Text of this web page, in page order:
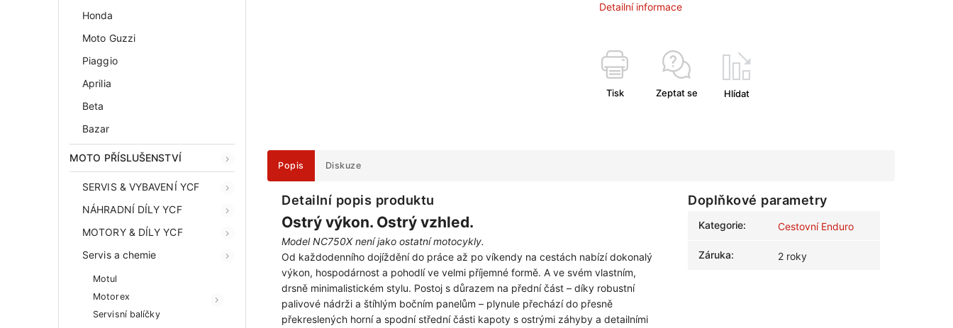
Honda
Moto Guzzi
Piaggio
Aprilia
Beta
Bazar
MOTO PŘÍSLUŠENSTVÍ
SERVIS & VYBAVENÍ YCF
NÁHRADNÍ DÍLY YCF
MOTORY & DÍLY YCF
Servis a chemie
Motul
Motorex
Servisní balíčky
Detailní informace
Tisk Zeptat se Hlídat
Popis Diskuze
Detailní popis produktu
Ostrý výkon. Ostrý vzhled.
Model NC750X není jako ostatní motocykly.
Od každodenního dojíždění do práce až po víkendy na cestách nabízí dokonalý
výkon, hospodárnost a pohodlí ve velmi příjemné formě. A ve svém vlastním,
drsně minimalistickém stylu. Postoj s důrazem na přední část – díky robustní
palivové nádrži a štíhlým bočním panelům – plynule přechází do přesně
překreslených horní a spodní střední části kapoty s ostrými záhyby a detailními
Doplňkové parametry
Kategorie: Cestovní Enduro
Záruka: 2 roky